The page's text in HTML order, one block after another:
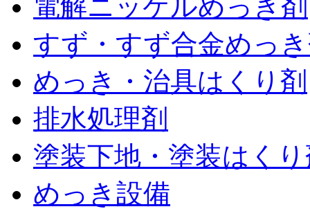
電解ニッケルめっき剤
すず・すず合金めっ
めっき・治具はくり剤
排水処理剤
塗装下地・塗装はく
めっき設備